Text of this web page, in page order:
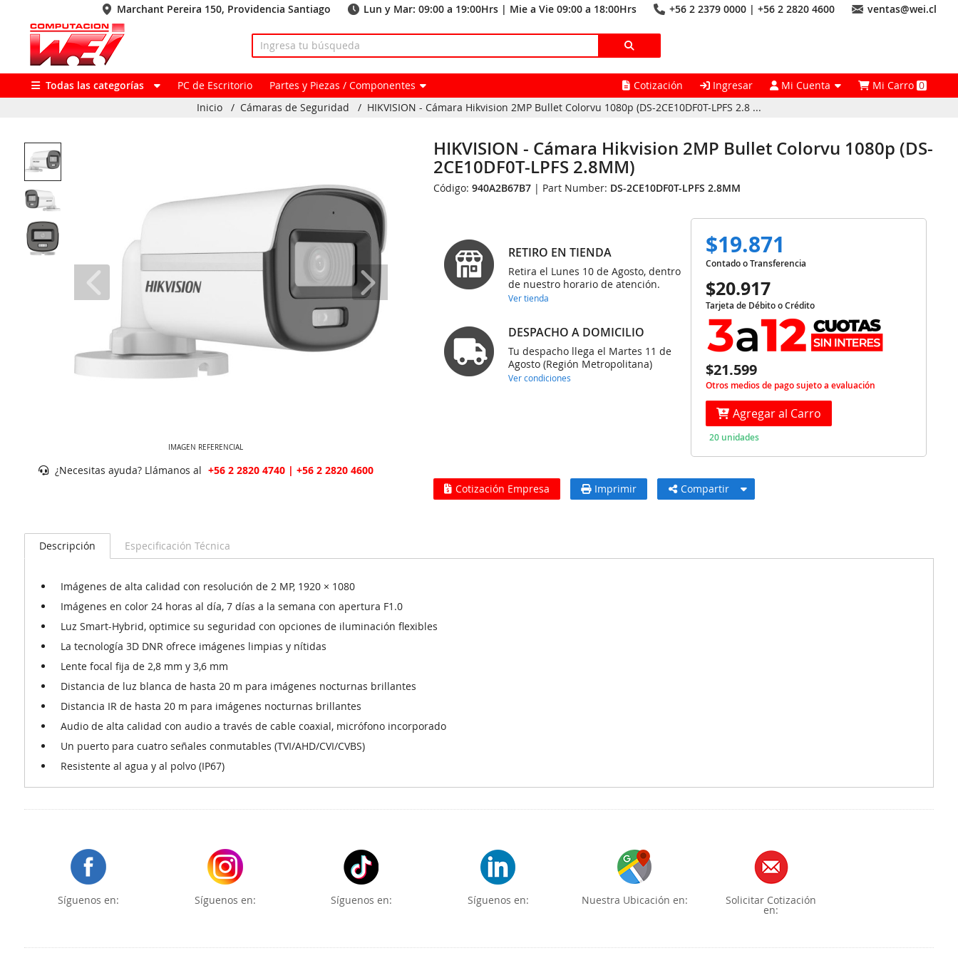
Marchant Pereira 150, Providencia Santiago Lun y Mar: 09:00 a 19:00Hrs | Mie a Vie 09:00 a 18:00Hrs +56 2 2379 0000 | +56 2 2820 4600 ventas@wei.cl
Todas las categorías PC de Escritorio Partes y Piezas / Componentes Cotización Ingresar Mi Cuenta Mi Carro0
Inicio
/ Cámaras de Seguridad / HIKVISION - Cámara Hikvision 2MP Bullet Colorvu 1080p (DS-2CE10DF0T-LPFS 2.8 ...
IMAGEN REFERENCIAL
¿Necesitas ayuda? Llámanos al +56 2 2820 4740 | +56 2 2820 4600
HIKVISION - Cámara Hikvision 2MP Bullet Colorvu 1080p (DS-
2CE10DF0T-LPFS 2.8MM)
Código:940A2B67B7 | Part Number: DS-2CE10DF0T-LPFS 2.8MM
RETIRO EN TIENDA
Retira el Lunes 10 de Agosto, dentro
de nuestro horario de atención.
Ver tienda
DESPACHO A DOMICILIO
Tu despacho llega el Martes 11 de
Agosto (Región Metropolitana)
Ver condiciones
$19.871
Contado o Transferencia
$20.917
Tarjeta de Débito o Crédito
$21.599
Otros medios de pago sujeto a evaluación
Agregar al Carro
20 unidades
Cotización Empresa Imprimir Compartir
Descripción Especificación Técnica
Imágenes de alta calidad con resolución de 2 MP, 1920 × 1080
Imágenes en color 24 horas al día, 7 días a la semana con apertura F1.0
Luz Smart-Hybrid, optimice su seguridad con opciones de iluminación flexibles
La tecnología 3D DNR ofrece imágenes limpias y nítidas
Lente focal fija de 2,8 mm y 3,6 mm
Distancia de luz blanca de hasta 20 m para imágenes nocturnas brillantes
Distancia IR de hasta 20 m para imágenes nocturnas brillantes
Audio de alta calidad con audio a través de cable coaxial, micrófono incorporado
Un puerto para cuatro señales conmutables (TVI/AHD/CVI/CVBS)
Resistente al agua y al polvo (IP67)
Síguenos en: Síguenos en: Síguenos en: Síguenos en: Nuestra Ubicación en: Solicitar Cotización
en: